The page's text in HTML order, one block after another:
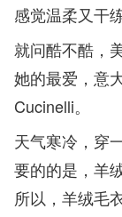
感觉温柔又干
就问酷不酷，
她的最爱，意
Cucinelli。
天气寒冷，穿
要的的是，羊
所以，羊绒毛